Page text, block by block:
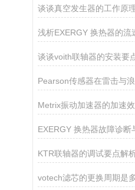
谈谈真空发生器的工作原
浅析EXERGY 换热器的流
谈谈voith联轴器的安装要
EXERGY 换热器故障诊断
KTR联轴器的调试要点解
votech滤芯的更换周期是